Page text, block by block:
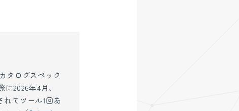
タログスペック
2026年4月、
てツール1回あ